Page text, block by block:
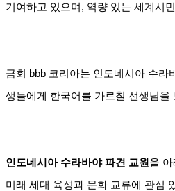
기여하고 있으며, 역량 있는 세계시
금회 bbb 코리아는 인도네시아 수라
생들에게 한국어를 가르칠 선생님을
인도네시아 수라바야 파견 교원 을
미래 세대 육성과 문화 교류에 관심